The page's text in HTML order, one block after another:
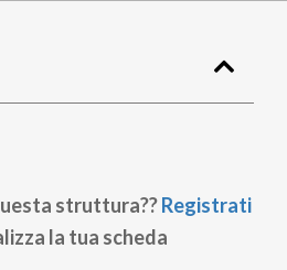
struttura??Registrati
la tua scheda